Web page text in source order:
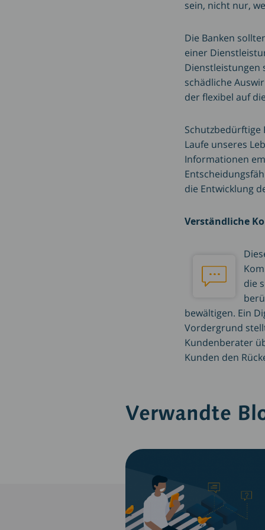
sein, nicht nur,
Die Banken
einer
Dienstleistungen
schädliche
der flexibel auf
Schutzbedürftige
Laufe unseres
Informationen
die Entwicklung
Verständliche
die
bewältigen. Ein
Vordergrund
Kundenberater
Kunden den
Verwandte